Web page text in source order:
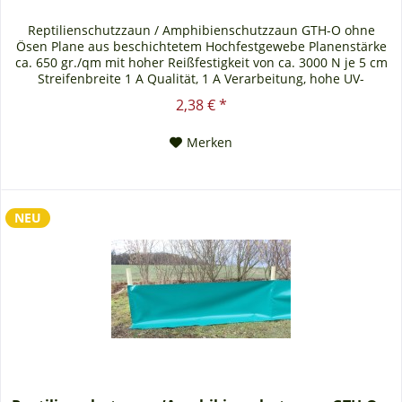
Reptilienschutzzaun / Amphibienschutzzaun GTH-O ohne
Ösen Plane aus beschichtetem Hochfestgewebe Planenstärke
ca. 650 gr./qm mit hoher Reißfestigkeit von ca. 3000 N je 5 cm
Streifenbreite 1 A Qualität, 1 A Verarbeitung, hohe UV-
Beständigkeit. Der Reptilien- und Amphibienschutzzaun wird
ohne Ösen und ohne Kederverbindung ausgeliefert.
2,38 € *
Merken
NEU